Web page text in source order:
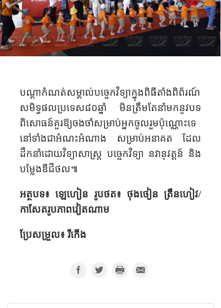
បណ្ដាកំណត់សម្គាល់​បច្ចេកវិទ្យា​ក្នុងពិធីតាំង​ពិព័រណ៍​
សមិទ្ធផលប្រទេស៨០ឆ្នាំ ​ មិនត្រឹមតែនាំ​មកនូវបទ​
ពិសោធន៍​គួរឱ្យចងចាំសម្រាប់អ្នកចូលរួមប៉ុណ្ណោះទេ
នៅទាំង​ជា​អំណះអំ​ណាង ​សម្រាប់អនាគត ​ដែល
ដឹកនាំ​ដោយវិទ្យាសាស្ត្រ បច្ចេកវិទ្យា នវានុវត្ត​ន៍ និង​
បម្លែង​ឌីជីថល​៕
អត្ថបទ៖ ឡេហៀន រូបថត៖ ថុង​ថៀន ត្រឹន​ហៀវ/
កាសែតរូបភាពវៀតណាម​
ប្រែសម្រួល៖ រីកើង